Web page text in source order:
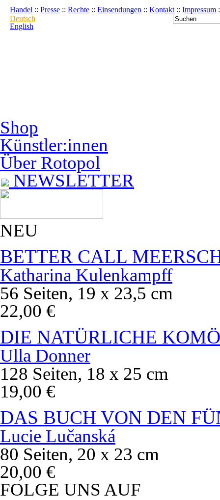
Handel :: Presse :: Rechte :: Einsendungen :: Kontakt :: Impressum
Deutsch
English
Shop
Künstler:innen
Über Rotopol
NEWSLETTER
NEU
BETTER CALL
Katharina Kulenkampff
56 Seiten, 19 x 23,5 cm
22,00 €
DIE NATÜRLICHE
Ulla Donner
128 Seiten, 18 x 25 cm
19,00 €
DAS BUCH VON DEN
Lucie Lučanská
80 Seiten, 20 x 23 cm
20,00 €
FOLGE UNS AUF